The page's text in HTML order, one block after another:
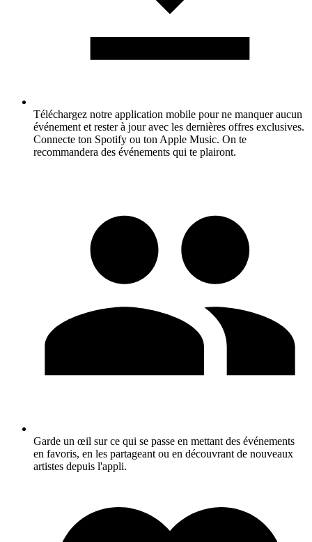
Téléchargez notre application mobile pour ne manquer aucun
événement et rester à jour avec les dernières offres exclusives.
Connecte ton Spotify ou ton Apple Music. On te
recommandera des événements qui te plairont.
Garde un œil sur ce qui se passe en mettant des événements
en favoris, en les partageant ou en découvrant de nouveaux
artistes depuis l'appli.